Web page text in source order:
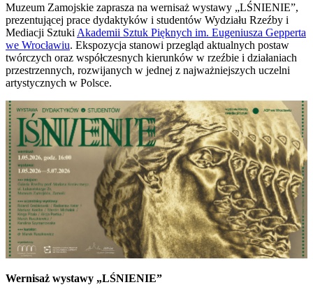
Muzeum Zamojskie zaprasza na wernisaż wystawy „LŚNIENIE”,
prezentującej prace dydaktyków i studentów Wydziału Rzeźby i
Mediacji Sztuki Akademii Sztuk Pięknych im. Eugeniusza Gepperta
we Wrocławiu. Ekspozycja stanowi przegląd aktualnych postaw
twórczych oraz współczesnych kierunków w rzeźbie i działaniach
przestrzennych, rozwijanych w jednej z najważniejszych uczelni
artystycznych w Polsce.
Wernisaż wystawy „LŚNIENIE”